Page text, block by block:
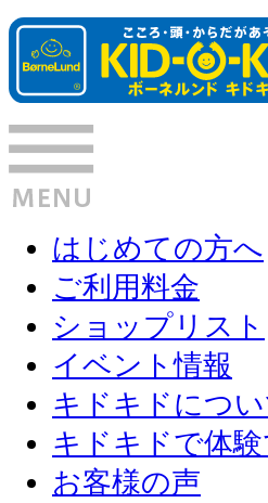
はじめての方へ
ご利用料金
ショップリスト
イベント情報
キドキドについ
キドキドで体
お客様の声